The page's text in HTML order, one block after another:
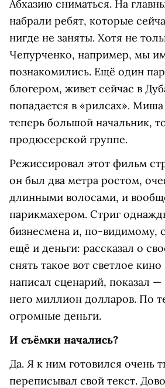
Абхазию сниматься. На
набрали ребят, которые
нигде не заняты. Хотя не
Чепурченко, например, мы
познакомились. Ещё один
блогером, живет сейчас в
попадается в «рилсах».
теперь большой начальник,
продюсерской группе.
Режиссировал этот фильм
он был два метра ростом,
длинными волосами, и
парикмахером. Стриг
бизнесмена и, по-видимому,
ещё и деньги: рассказал о
снять такое вот светлое кино
написал сценарий, показал
него миллион долларов. По
огромные деньги.
И съёмки начались?
Да. Я к ним готовился очень
переписывал свой текст.